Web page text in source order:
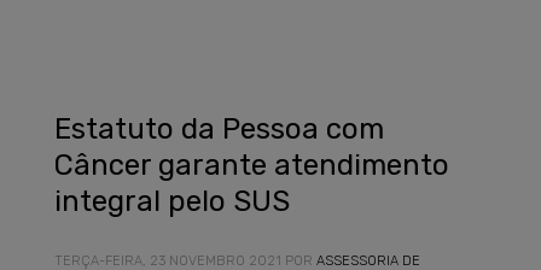
Estatuto da Pessoa com
Câncer garante atendimento
integral pelo SUS
TERÇA-FEIRA, 23 NOVEMBRO 2021 POR ASSESSORIA DE